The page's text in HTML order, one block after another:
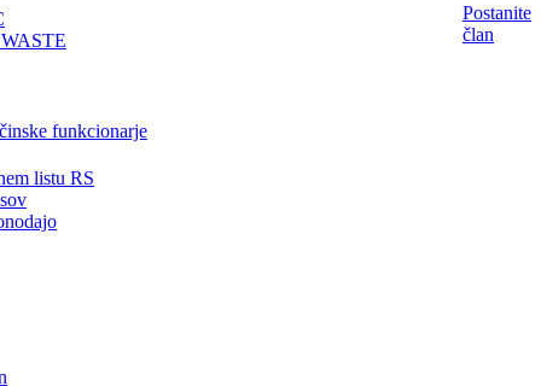
funkcionarje
listu RS
Postanite
član